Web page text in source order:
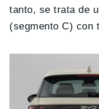
tanto, se trata de
(segmento C) con